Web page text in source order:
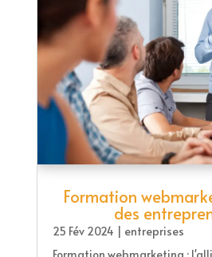
Formation
des
25 Fév 2024 | entreprises